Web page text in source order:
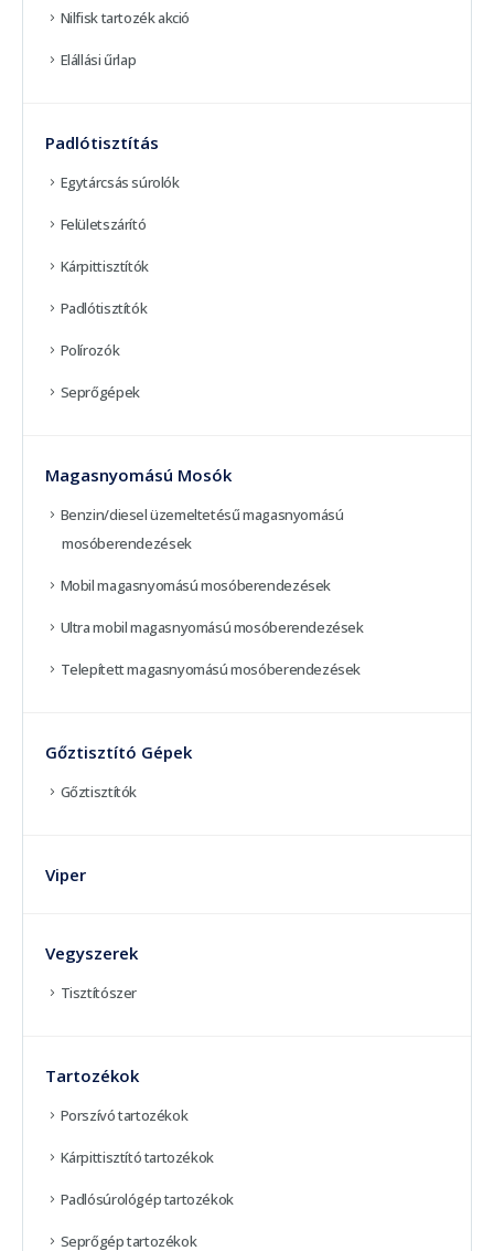
Nilfisk tartozék akció
Elállási űrlap
Padlótisztítás
Egytárcsás súrolók
Felületszárító
Kárpittisztítók
Padlótisztítók
Polírozók
Seprőgépek
Magasnyomású Mosók
Benzin/diesel üzemeltetésű magasnyomású
mosóberendezések
Mobil magasnyomású mosóberendezések
Ultra mobil magasnyomású mosóberendezések
Telepített magasnyomású mosóberendezések
Gőztisztító Gépek
Gőztisztítók
Viper
Vegyszerek
Tisztítószer
Tartozékok
Porszívó tartozékok
Kárpittisztító tartozékok
Padlósúrológép tartozékok
Seprőgép tartozékok